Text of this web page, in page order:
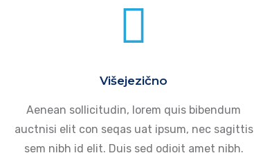
Višejezično
Aenean sollicitudin, lorem quis bibendum
auctnisi elit con seqas uat ipsum, nec sagittis
sem nibh id elit. Duis sed odioit amet nibh.